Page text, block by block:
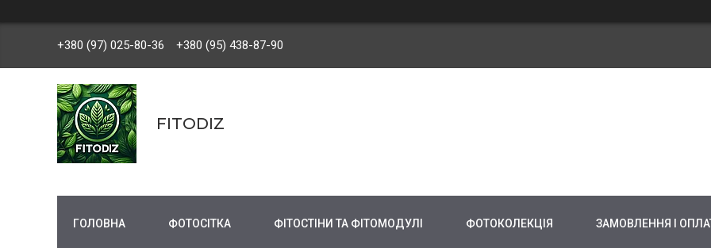
+380 (97) 025-80-36 +380 (95) 438-87-90
FITODIZ
ГОЛОВНА ФОТОСІТКА ФІТОСТІНИ ТА ФІТОМОДУЛІ ФОТОКОЛЕКЦІЯ ЗАМОВЛЕННЯ І